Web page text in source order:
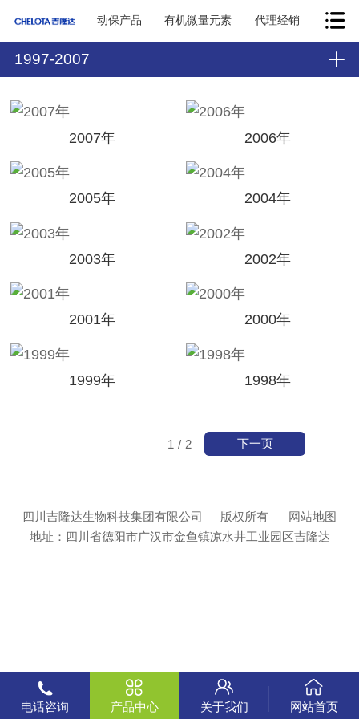
动保产品 有机微量元素 代理经销
1997-2007
2007年 2006年
2005年 2004年
2003年 2002年
2001年 2000年
1999年 1998年
1 / 2 下一页
四川吉隆达生物科技集团有限公司 版权所有
网站地图
地址：四川省德阳市广汉市金鱼镇凉水井工业园区吉隆达
电话咨询 产品中心 关于我们 网站首页